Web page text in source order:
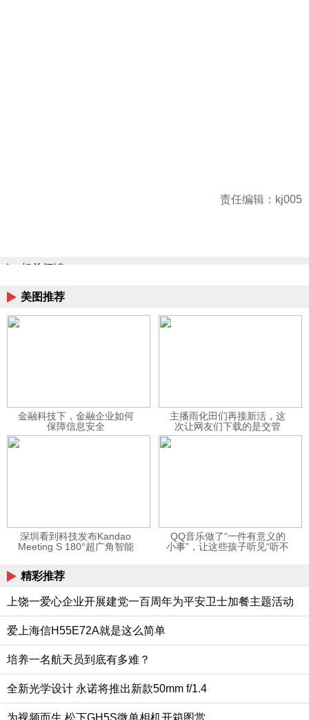
责任编辑：kj005
相关阅读
美图推荐
金融科技下，金融企业如何
保障信息安全
主播雨化田们再接新活，这
次让网友们下载的是交管
12123APP
深圳看到科技发布Kandao
Meeting S 180°超广角智能
QQ音乐做了“一件有意义的
小事”，让这些孩子听见“听不
精彩推荐
上饶一爱心企业开展建党一百周年为平安卫士加餐主题活动
爱上海信H55E72A就是这么简单
培养一名航天员到底有多难？
全新光学设计 永诺将推出新款50mm f/1.4
为视频而生 松下GH5S微单相机开箱图赏